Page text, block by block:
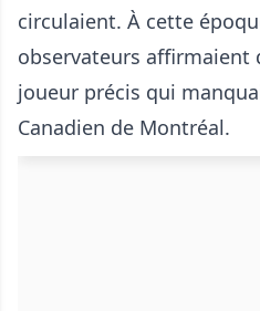
circulaient. À cette
observateurs affirmaient
joueur précis qui
Canadien de Montréal.